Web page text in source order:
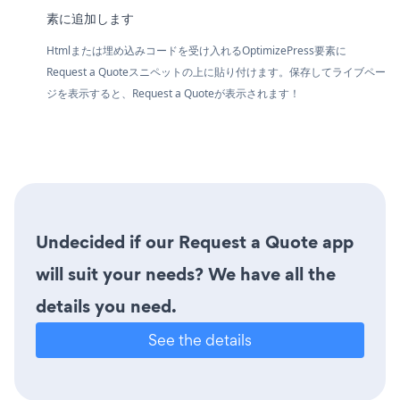
素に追加します
Htmlまたは埋め込みコードを受け入れるOptimizePress要素に
Request a Quoteスニペットの上に貼り付けます。保存してライブペー
ジを表示すると、Request a Quoteが表示されます！
Undecided if our Request a Quote app
will suit your needs? We have all the
details you need.
See the details